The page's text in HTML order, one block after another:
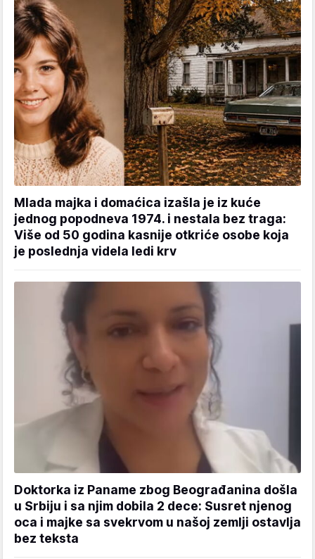
Mlada majka i domaćica izašla je iz kuće
jednog popodneva 1974. i nestala bez traga:
Više od 50 godina kasnije otkriće osobe koja
je poslednja videla ledi krv
Doktorka iz Paname zbog Beograđanina došla
u Srbiju i sa njim dobila 2 dece: Susret njenog
oca i majke sa svekrvom u našoj zemlji ostavlja
bez teksta